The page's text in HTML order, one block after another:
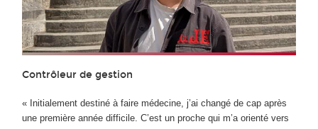
Contrôleur de gestion
« Initialement destiné à faire médecine, j’ai changé de cap après
une première année difficile. C’est un proche qui m’a orienté vers